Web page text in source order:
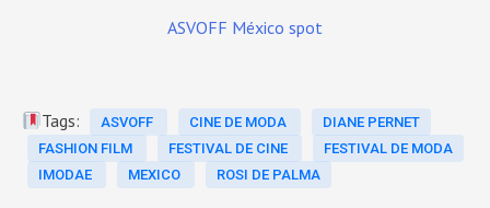
ASVOFF México spot
Tags: ASVOFF CINE DE MODA
DIANE PERNET
FASHION FILM
FESTIVAL DE CINE
FESTIVAL DE MODA
IMODAE
MEXICO ROSI DE PALMA